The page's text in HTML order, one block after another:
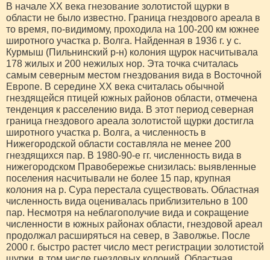
В начале XX века гнезование золотистой щурки в
области не было известно. Граница гнездового ареала в
то время, по-видимому, проходила на 100-200 км южнее
широтного участка р. Волга. Найденная в 1936 г. у с.
Курмыш (Пильнинский р-н) колония щурок насчитывала
178 жилых и 200 нежилых нор. Эта точка считалась
самым северным местом гнездования вида в Восточной
Европе. В середине XX века считалась обычной
гнездящейся птицей южных районов области, отмечена
тенденция к расселению вида. В этот период северная
граница гнездового ареала золотистой щурки достигла
широтного участка р. Волга, а численность в
Нижегородской области составляла не менее 200
гнездящихся пар. В 1980-90-е гг. численность вида в
нижегородском Правобережье снизилась: выявленные
поселения насчитывали не более 15 пар, крупная
колония на р. Сура перестала существовать. Областная
численность вида оценивалась приблизительно в 100
пар. Несмотря на неблагополучие вида и сокращение
численности в южных районах области, гнездовой ареал
продолжал расширяться на север, в Заволжье. После
2000 г. быстро растет число мест регистрации золотистой